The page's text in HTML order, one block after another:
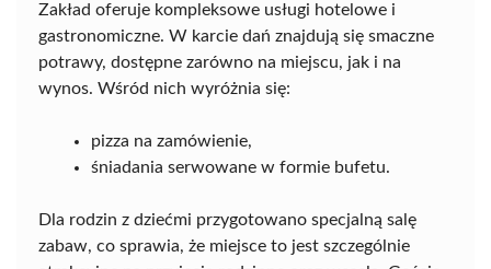
Zakład oferuje kompleksowe usługi hotelowe i
gastronomiczne. W karcie dań znajdują się smaczne
potrawy, dostępne zarówno na miejscu, jak i na
wynos. Wśród nich wyróżnia się:
pizza na zamówienie,
śniadania serwowane w formie bufetu.
Dla rodzin z dziećmi przygotowano specjalną salę
zabaw, co sprawia, że miejsce to jest szczególnie